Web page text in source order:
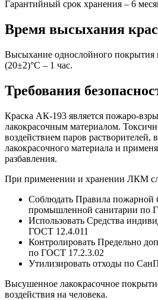
Гарантийный срок хранения – 6
Время высыхания
Высыхание однослойного покрытия
(20±2)°С – 1 час.
Требования
Краска АК-193 является пожаро-
лакокрасочным материалом.
воздействием паров растворителей,
лакокрасочного материала и
разбавления.
При применении и хранении ЛКМ
Соблюдать Правила пожарной
промышленной санитарии по
Использовать Средства
ГОСТ 12.4.011
Контролировать Предельно
по ГОСТ 17.2.3.02
Утилизировать отходы по
Высушенное лакокрасочное
воздействия на человека.